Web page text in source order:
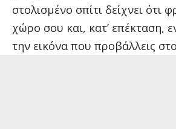
στολισμένο σπίτι δείχνει ότι
χώρο σου και, κατ’ επέκταση,
την εικόνα που προβάλλεις